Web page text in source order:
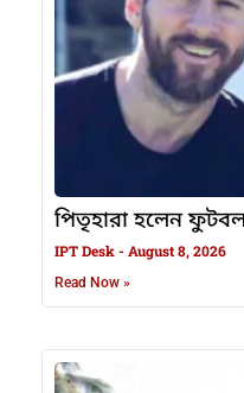
পিতৃহারা হলেন
IPT Desk August 8, 2026
Read Now »